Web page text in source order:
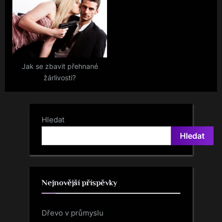
Jak se zbavit přehnané
žárlivosti?
Hledat
Hledat
Nejnovější příspěvky
Dřevo v průmyslu